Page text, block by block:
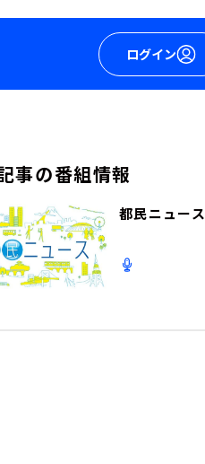
ログイン
事の番組情報
都民ニュース